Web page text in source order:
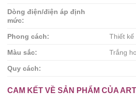
Dòng điện/điện áp định
mức:
Phong cách: Thiết kế
Màu sắc: Trắng
Quy cách:
CAM KẾT VỀ SẢN PHẨM CỦA